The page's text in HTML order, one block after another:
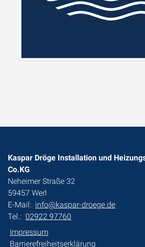
Kaspar Dröge Installation und
Co.KG
Neheimer Straße 32
59457 Werl
E-Mail: info@kaspar-droege.de
Tel.: 02922 97760
Impressum
Barrierefreiheitserklärung